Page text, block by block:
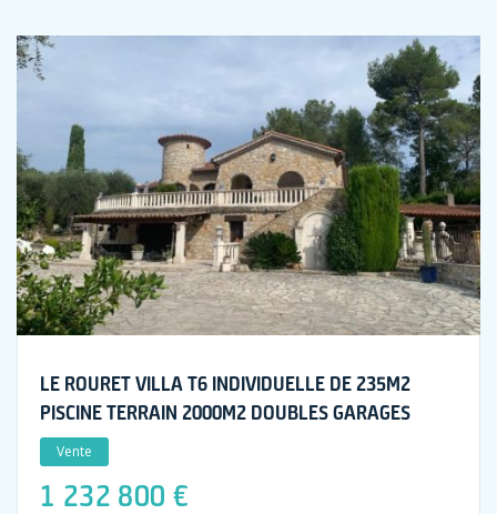
LE ROURET VILLA T6 INDIVIDUELLE DE 235M2
PISCINE TERRAIN 2000M2 DOUBLES GARAGES
Vente
1 232 800 €